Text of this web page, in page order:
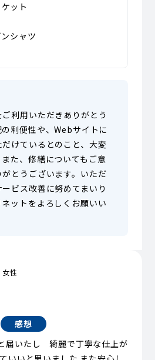
ット
シャツ
利用いただきありがとう
利便性や、Webサイトに
けているとのこと、大変
た、修繕についてもご意
とうございます。いただ
ビス改善に努めてまいり
ットをよろしくお願いい
性
感想
届いたし 綺麗で丁寧な仕上が